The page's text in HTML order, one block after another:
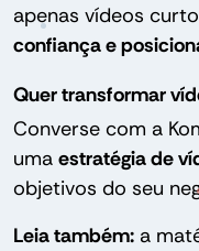
apenas vídeos
confiança e
Quer transformar
Converse com a
uma estratégia de
objetivos do seu
Leia também: a